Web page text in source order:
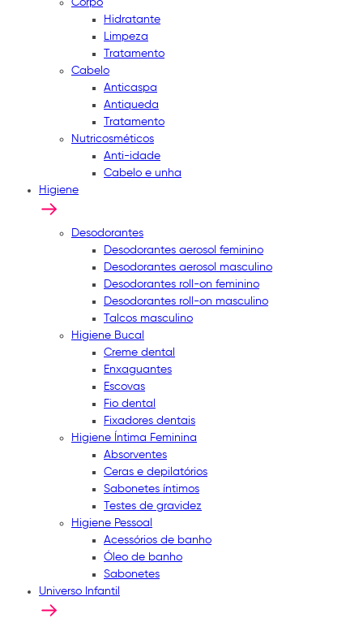
Corpo
Hidratante
Limpeza
Tratamento
Cabelo
Anticaspa
Antiqueda
Tratamento
Nutricosméticos
Anti-idade
Cabelo e unha
Higiene
Desodorantes
Desodorantes aerosol feminino
Desodorantes aerosol masculino
Desodorantes roll-on feminino
Desodorantes roll-on masculino
Talcos masculino
Higiene Bucal
Creme dental
Enxaguantes
Escovas
Fio dental
Fixadores dentais
Higiene Íntima Feminina
Absorventes
Ceras e depilatórios
Sabonetes íntimos
Testes de gravidez
Higiene Pessoal
Acessórios de banho
Óleo de banho
Sabonetes
Universo Infantil